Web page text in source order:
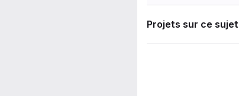
Projets sur ce sujet